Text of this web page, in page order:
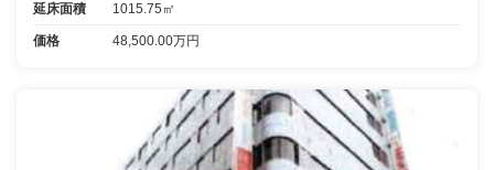
延床面積 1015.75㎡
価格 48,500.00万円